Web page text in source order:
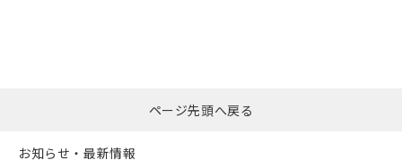
ページ先頭へ戻る
お知らせ・最新情報